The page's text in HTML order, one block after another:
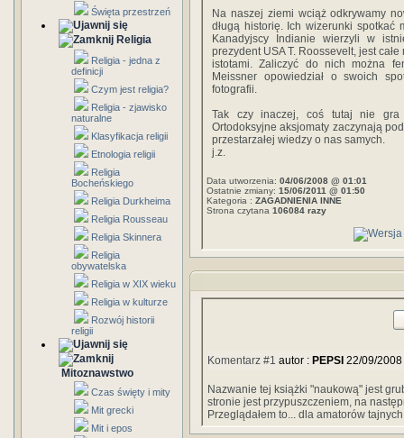
Święta przestrzeń
Religia
Religia - jedna z
definicji
Czym jest religia?
Religia - zjawisko
naturalne
Klasyfikacja religii
Etnologia religii
Religia
Bocheńskiego
Religia Durkheima
Religia Rousseau
Religia Skinnera
Religia
obywatelska
Religia w XIX wieku
Religia w kulturze
Rozwój historii
religii
Mitoznawstwo
Czas święty i mity
Mit grecki
Mit i epos
Na naszej ziemi wciąż odkrywamy
długą historię. Ich wizerunki spotkać
Kanadyjscy Indianie wierzyli w
prezydent USA T. Roossevelt, jest
istotami. Zaliczyć do nich można
Meissner opowiedział o swoich
fotografii.
Tak czy inaczej, coś tutaj nie gra
Ortodoksyjne aksjomaty zaczynają
przestarzałej wiedzy o nas samych.
j.z.
Data utworzenia: 04/06/2008 @ 01:01
Ostatnie zmiany: 15/06/2011 @ 01:50
Kategoria : ZAGADNIENIA INNE
Strona czytana 106084 razy
Komentarz #1 autor : PEPSI 22/09/
Nazwanie tej książki "naukową" jest
stronie jest przypuszczeniem, na
Przeglądałem to... dla amatorów